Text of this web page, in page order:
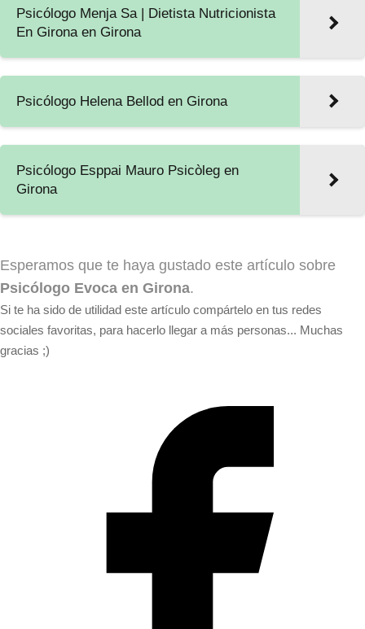
Psicólogo Menja Sa | Dietista Nutricionista
En Girona en Girona
Psicólogo Helena Bellod en Girona
Psicólogo Esppai Mauro Psicòleg en
Girona
Esperamos que te haya gustado este artículo sobre
Psicólogo Evoca en Girona.
Si te ha sido de utilidad este artículo compártelo en tus redes
sociales favoritas, para hacerlo llegar a más personas... Muchas
gracias ;)